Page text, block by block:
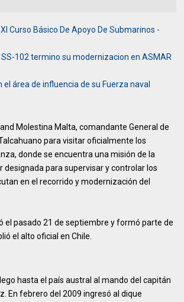
Curso Básico De Apoyo De Submarinos -
SS-102 termino su modernizacion en ASMAR
el área de influencia de su Fuerza naval
Molestina Malta, comandante General de
para visitar oficialmente los
donde se encuentra una misión de la
designada para supervisar y controlar los
en el recorrido y modernización del
el pasado 21 de septiembre y formó parte de
el alto oficial en Chile.
hasta el país austral al mando del capitán
En febrero del 2009 ingresó al dique